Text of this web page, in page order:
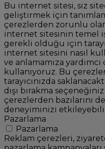
Bu internet sitesi, siz
geliştirmek için
çerezlerden zorunlu
internet sitesinin temel
gerekli olduğu için
internet sitesini nasıl
ve anlamamıza
kullanıyoruz. Bu
tarayıcınızda
dışı bırakma
çerezlerden bazılarını
deneyiminizi
Pazarlama
Pazarlama
Reklam çerezleri,